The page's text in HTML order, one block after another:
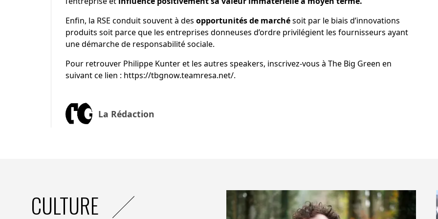
Enfin, la RSE conduit souvent à des opportunités de marchésoit par le biais d’innovations
produits soit parce que les entreprises donneuses d’ordre privilégient les fournisseurs ayant
une démarche de responsabilité sociale.
Pour retrouver Philippe Kunter et les autres speakers, inscrivez-vous à The Big Green en
suivant ce lien : https://tbgnow.teamresa.net/.
La Rédaction
CULTURE